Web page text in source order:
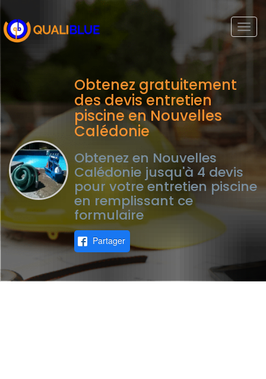
Obtenez gratuitement
des devis entretien
piscine en Nouvelles
Calédonie
Obtenez en Nouvelles
Calédonie jusqu'à 4 devis
pour votre entretien piscine
en remplissant ce
formulaire
Partager